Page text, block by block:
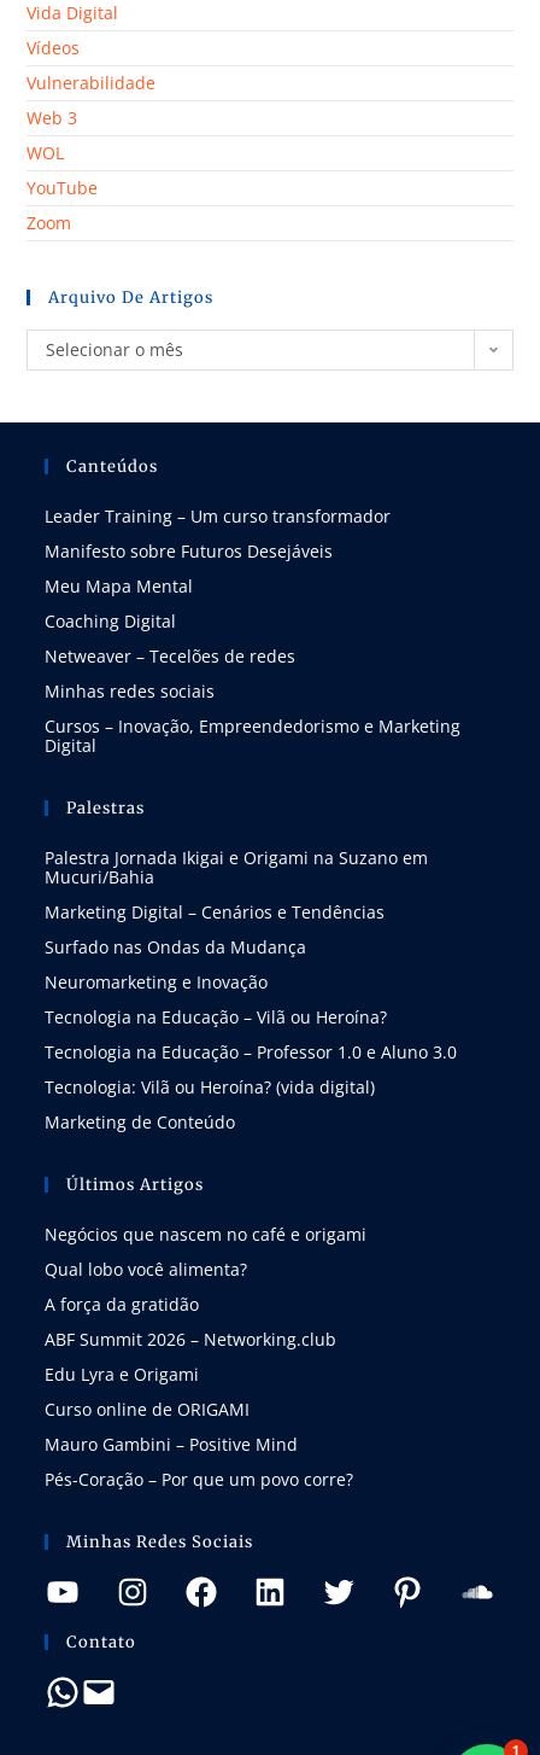
Vida Digital
Vídeos
Vulnerabilidade
Web 3
WOL
YouTube
Zoom
Arquivo De Artigos
Selecionar o mês
Canteúdos
Leader Training – Um curso transformador
Manifesto sobre Futuros Desejáveis
Meu Mapa Mental
Coaching Digital
Netweaver – Tecelões de redes
Minhas redes sociais
Cursos – Inovação, Empreendedorismo e Marketing
Digital
Palestras
Palestra Jornada Ikigai e Origami na Suzano em
Mucuri/Bahia
Marketing Digital – Cenários e Tendências
Surfado nas Ondas da Mudança
Neuromarketing e Inovação
Tecnologia na Educação – Vilã ou Heroína?
Tecnologia na Educação – Professor 1.0 e Aluno 3.0
Tecnologia: Vilã ou Heroína? (vida digital)
Marketing de Conteúdo
Últimos Artigos
Negócios que nascem no café e origami
Qual lobo você alimenta?
A força da gratidão
ABF Summit 2026 – Networking.club
Edu Lyra e Origami
Curso online de ORIGAMI
Mauro Gambini – Positive Mind
Pés-Coração – Por que um povo corre?
Minhas Redes Sociais
Contato
1